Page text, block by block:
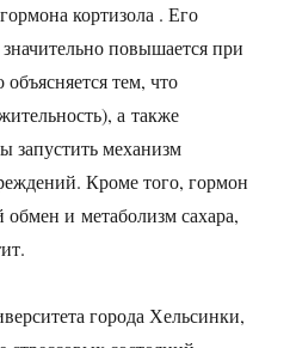
кортизола . Его
повышается при
объясняется тем, что
а также
запустить механизм
Кроме того, гормон
обмен и метаболизм сахара,
города Хельсинки,